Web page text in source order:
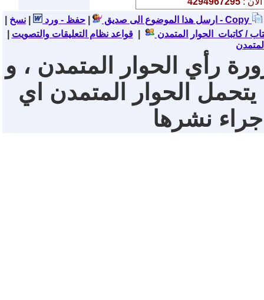
ارسل هذا الموضوع الى صديق حفظ - ورد نسخ - Copy
/ كاتبات الحوار المتمدن |قواعد نظام التعليقات والتصويت
رأي الحوار المتمدن ، و
يتحمل الحوار المتمدن اي
جراء نشرها